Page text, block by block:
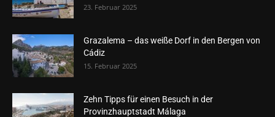
23. Februar 2025
Grazalema – das weiße Dorf in den Bergen von
Cádiz
15. Februar 2025
Zehn Tipps für einen Besuch in der
Provinzhauptstadt Málaga